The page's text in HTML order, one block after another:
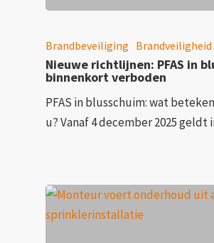
Brandbeveiliging Brandveiligheid
Nieuwe richtlijnen: PFAS in
binnenkort verboden
PFAS in blusschuim: wat
u? Vanaf 4 december 2025